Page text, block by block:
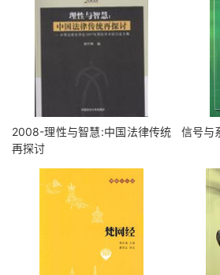
2008-理性与智慧:中国法律传统
再探讨
信号与